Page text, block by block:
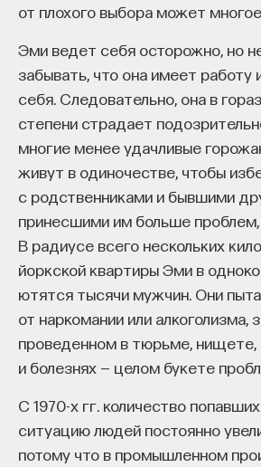
от плохого выбора может
Эми ведет себя осторожно, но
забывать, что она имеет работу
себя. Следовательно, она в
степени страдает
многие менее удачливые
живут в одиночестве, чтобы
с родственниками и бывшими
принесшими им больше проблем,
В радиусе всего нескольких
йоркской квартиры Эми в
ютятся тысячи мужчин. Они
от наркомании или алкоголизма,
проведенном в тюрьме, нищете,
и болезнях — целом букете
С 1970-х гг. количество
ситуацию людей постоянно
потому что в промышленном